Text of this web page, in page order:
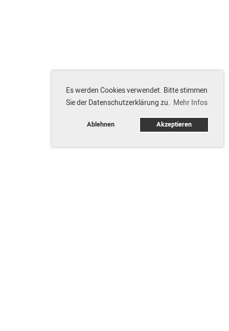
Es werden Cookies verwendet. Bitte stimmen
Sie der Datenschutzerklärung zu. Mehr Infos
Ablehnen Akzeptieren